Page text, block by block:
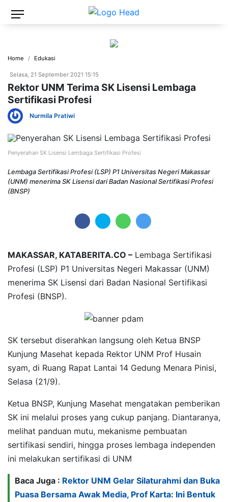
Home Edukasi
Selasa, 21 September 2021 15:15
Rektor UNM Terima SK Lisensi Lembaga
Sertifikasi Profesi
Nurmila Pratiwi
Penyerahan SK Lisensi Lembaga Sertifikasi Profesi
Lembaga Sertifikasi Profesi (LSP) P1 Universitas Negeri Makassar
(UNM) menerima SK Lisensi dari Badan Nasional Sertifikasi Profesi
(BNSP)
MAKASSAR, KATABERITA.CO – Lembaga Sertifikasi
Profesi (LSP) P1 Universitas Negeri Makassar (UNM)
menerima SK Lisensi dari Badan Nasional Sertifikasi
Profesi (BNSP).
SK tersebut diserahkan langsung oleh Ketua BNSP
Kunjung Masehat kepada Rektor UNM Prof Husain
syam, di Ruang Rapat Lantai 14 Gedung Menara Pinisi,
Selasa (21/9).
Ketua BNSP, Kunjung Masehat mengatakan pemberikan
SK ini melalui proses yang cukup panjang. Diantaranya,
melihat panduan mutu, mekanisme pembuatan
sertifikasi sendiri, hingga proses lembaga independen
ini melakukan sertifikasi di UNM
Baca Juga : Rektor UNM Gelar Silaturahmi dan Buka
Puasa Bersama Awak Media, Prof Karta: Ini Bentuk